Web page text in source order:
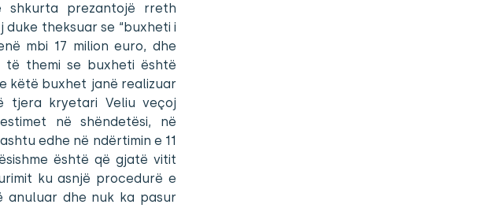
shkurta prezantojë rreth
theksuar se “buxheti i
mbi 17 milion euro, dhe
të themi se buxheti është
këtë buxhet janë realizuar
tjera kryetari Veliu veçoj
në shëndetësi, në
edhe në ndërtimin e 11
është që gjatë vitit
ku asnjë procedurë e
anuluar dhe nuk ka pasur